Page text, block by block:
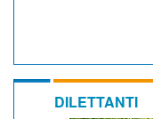
DILETTANTI